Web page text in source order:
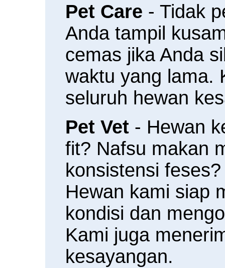
Pet Care - Tidak
Anda tampil
cemas jika Anda
waktu yang lama.
seluruh hewan
Pet Vet - Hewan
fit? Nafsu makan
konsistensi
Hewan kami siap
kondisi dan
Kami juga
kesayangan.